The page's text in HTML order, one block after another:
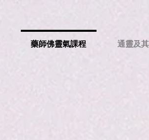
藥師佛靈氣課程 通靈及